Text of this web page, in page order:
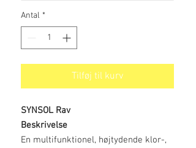
Antal *
Tilføj til kurv
SYNSOL Rav
Beskrivelse
En multifunktionel, højtydende klor-,